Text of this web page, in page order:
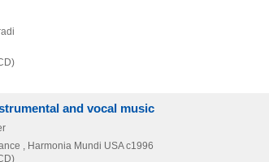
and vocal music
, Harmonia Mundi USA c1996